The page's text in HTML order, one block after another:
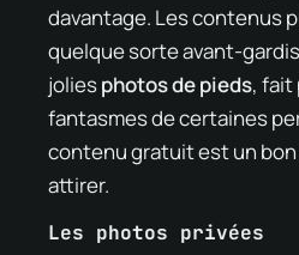
davantage. Les contenus
quelque sorte avant-
joliesphotos de pieds, fait
fantasmes de certaines
contenu gratuit est un
attirer.
Les photos privées